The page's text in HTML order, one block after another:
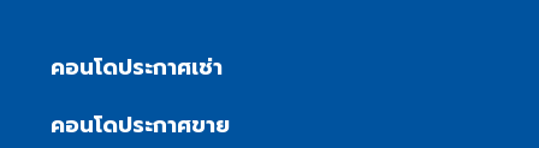
คอนโดประกาศเช่า
คอนโดประกาศขาย